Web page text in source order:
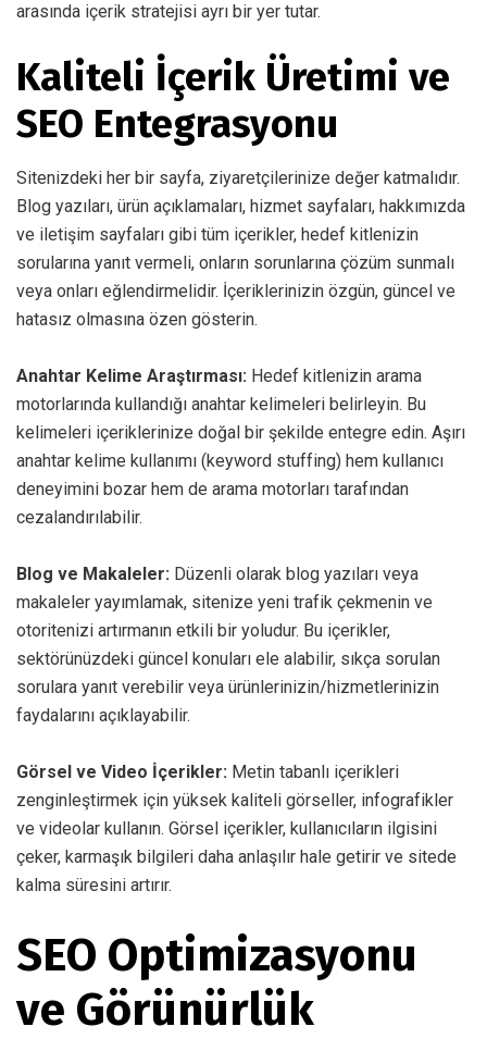
arasında içerik stratejisi ayrı bir yer tutar.
Kaliteli İçerik Üretimi ve
SEO Entegrasyonu
Sitenizdeki her bir sayfa, ziyaretçilerinize değer katmalıdır.
Blog yazıları, ürün açıklamaları, hizmet sayfaları, hakkımızda
ve iletişim sayfaları gibi tüm içerikler, hedef kitlenizin
sorularına yanıt vermeli, onların sorunlarına çözüm sunmalı
veya onları eğlendirmelidir. İçeriklerinizin özgün, güncel ve
hatasız olmasına özen gösterin.
Anahtar Kelime Araştırması: Hedef kitlenizin arama
motorlarında kullandığı anahtar kelimeleri belirleyin. Bu
kelimeleri içeriklerinize doğal bir şekilde entegre edin. Aşırı
anahtar kelime kullanımı (keyword stuffing) hem kullanıcı
deneyimini bozar hem de arama motorları tarafından
cezalandırılabilir.
Blog ve Makaleler: Düzenli olarak blog yazıları veya
makaleler yayımlamak, sitenize yeni trafik çekmenin ve
otoritenizi artırmanın etkili bir yoludur. Bu içerikler,
sektörünüzdeki güncel konuları ele alabilir, sıkça sorulan
sorulara yanıt verebilir veya ürünlerinizin/hizmetlerinizin
faydalarını açıklayabilir.
Görsel ve Video İçerikler: Metin tabanlı içerikleri
zenginleştirmek için yüksek kaliteli görseller, infografikler
ve videolar kullanın. Görsel içerikler, kullanıcıların ilgisini
çeker, karmaşık bilgileri daha anlaşılır hale getirir ve sitede
kalma süresini artırır.
SEO Optimizasyonu
ve Görünürlük